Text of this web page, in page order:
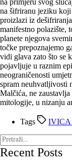
na primjeru svog
na šifriranu jeziku koji
proizlazi iz
manifestno polazište,
planete njegova
točke prepoznajemo
vidi glava zato što se
pojavljuje u raznim
neograničenosti
spram neuhvatljivosti
Malčića, ne
mitologije, u nizanju
Tags IVICA
Recent Posts